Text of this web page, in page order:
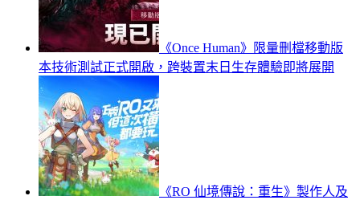
《Once Human》限量刪檔移動版
本技術測試正式開啟，跨裝置末日生存體驗即將展開
《RO 仙境傳說：重生》製作人及